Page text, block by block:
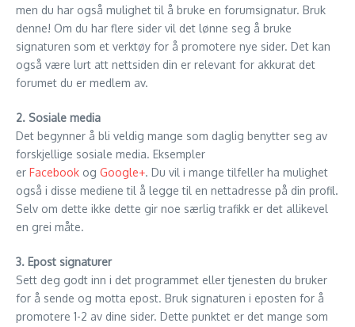
men du har også mulighet til å bruke en forumsignatur. Bruk
denne! Om du har flere sider vil det lønne seg å bruke
signaturen som et verktøy for å promotere nye sider. Det kan
også være lurt att nettsiden din er relevant for akkurat det
forumet du er medlem av.
2. Sosiale media
Det begynner å bli veldig mange som daglig benytter seg av
forskjellige sosiale media. Eksempler
er Facebook og Google+. Du vil i mange tilfeller ha mulighet
også i disse mediene til å legge til en nettadresse på din profil.
Selv om dette ikke dette gir noe særlig trafikk er det allikevel
en grei måte.
3. Epost signaturer
Sett deg godt inn i det programmet eller tjenesten du bruker
for å sende og motta epost. Bruk signaturen i eposten for å
promotere 1-2 av dine sider. Dette punktet er det mange som